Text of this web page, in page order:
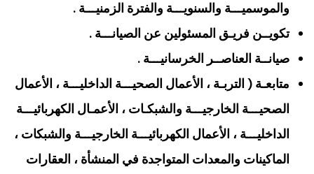
والموسميـــة والسنويـــة والفترة الزمنيـــة .
تكويــن فريـق المسئولين عن الصيانـــة .
صيانــة العناصــر الخرسانيـــة .
متابعـة ( التربـة ، الأعمال الصحيـــة الداخليـــة ، الأعمال
الصحيـــة الخارجيـــة والشبكـات ، الأعمـال الكهربائيـــة
الداخليـــة ، الأعمال الكهربائيـــة الخارجيـــة والشبكات ،
الماكينات والمعدات المتواجدة في المنشأة ، العقارات